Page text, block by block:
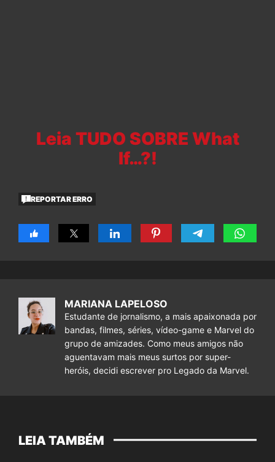
Leia TUDO SOBRE What
If…?!
REPORTAR ERRO
MARIANA LAPELOSO
Estudante de jornalismo, a mais apaixonada por
bandas, filmes, séries, vídeo-game e Marvel do
grupo de amizades. Como meus amigos não
aguentavam mais meus surtos por super-
heróis, decidi escrever pro Legado da Marvel.
LEIA TAMBÉM